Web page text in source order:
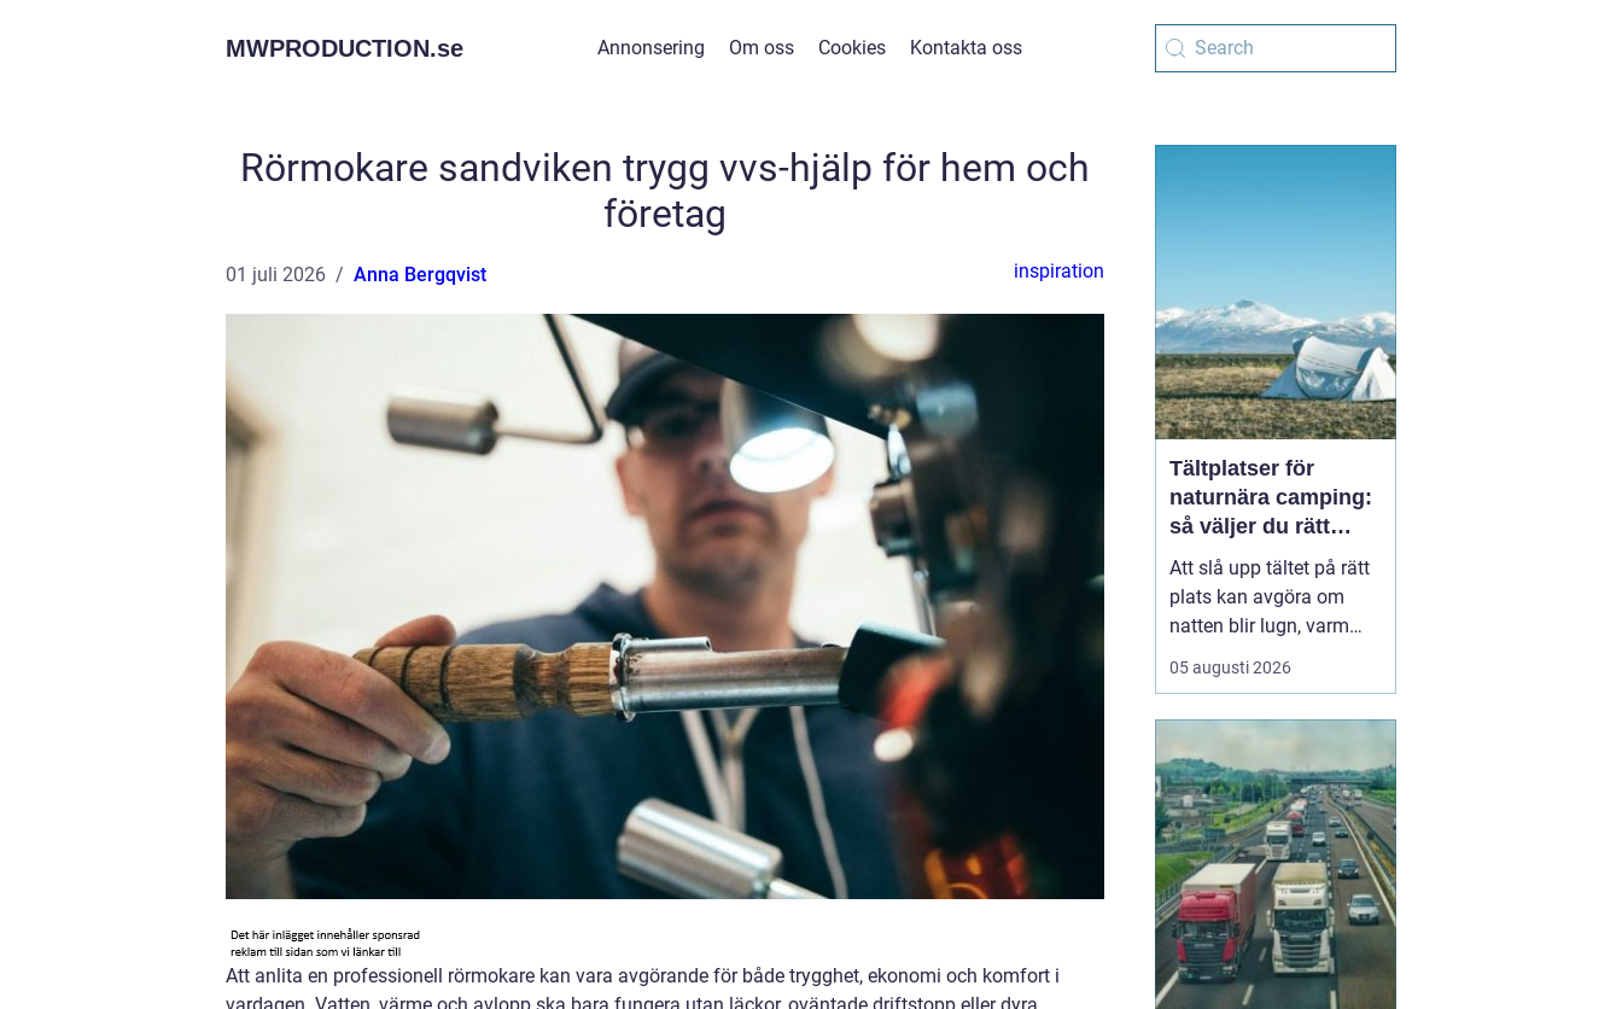
MWPRODUCTION.se Annonsering Om oss Cookies Kontakta oss
Rörmokare sandviken trygg vvs-hjälp för hem och
företag
01 juli 2026 Anna Bergqvist inspiration
Att anlita en professionell rörmokare kan vara avgörande för både trygghet, ekonomi och komfort i
Tältplatser för
naturnära camping:
så väljer du rätt
plats
Att slå upp tältet på rätt
plats kan avgöra om
natten blir lugn, varm
och trivsam eller kall,
blöt och stökig. När fler
och skärmar
tältplatser enenkel väg
till lugn, n...
05 augusti 2026